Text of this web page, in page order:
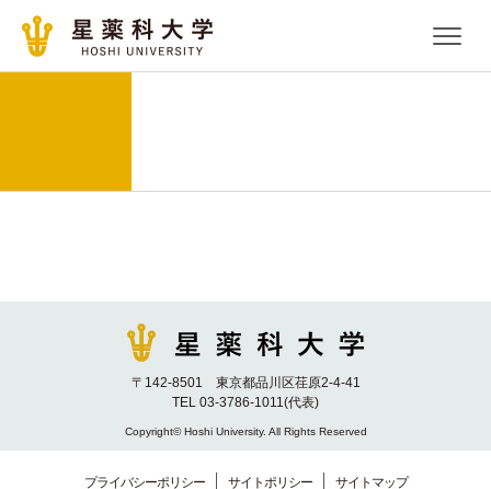
〒142-8501 東京都品川区荏原2-4-41
TEL 03-3786-1011(代表)
Copyright© Hoshi University. All Rights Reserved
プライバシーポリシー サイトポリシー サイトマップ